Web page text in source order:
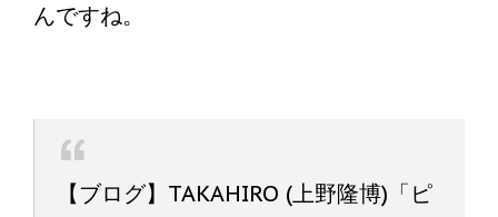
んですね。
【ブログ】TAKAHIRO (上野隆博)「ピ